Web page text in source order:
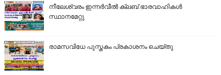
നീലേശ്വരം ഇന്നർവീൽ ക്ലബ് ഭാരവാഹികൾ
സ്ഥാനമേറ്റു
രാമസവിധേ പുസ്തകം പ്രകാശനം ചെയ്തു